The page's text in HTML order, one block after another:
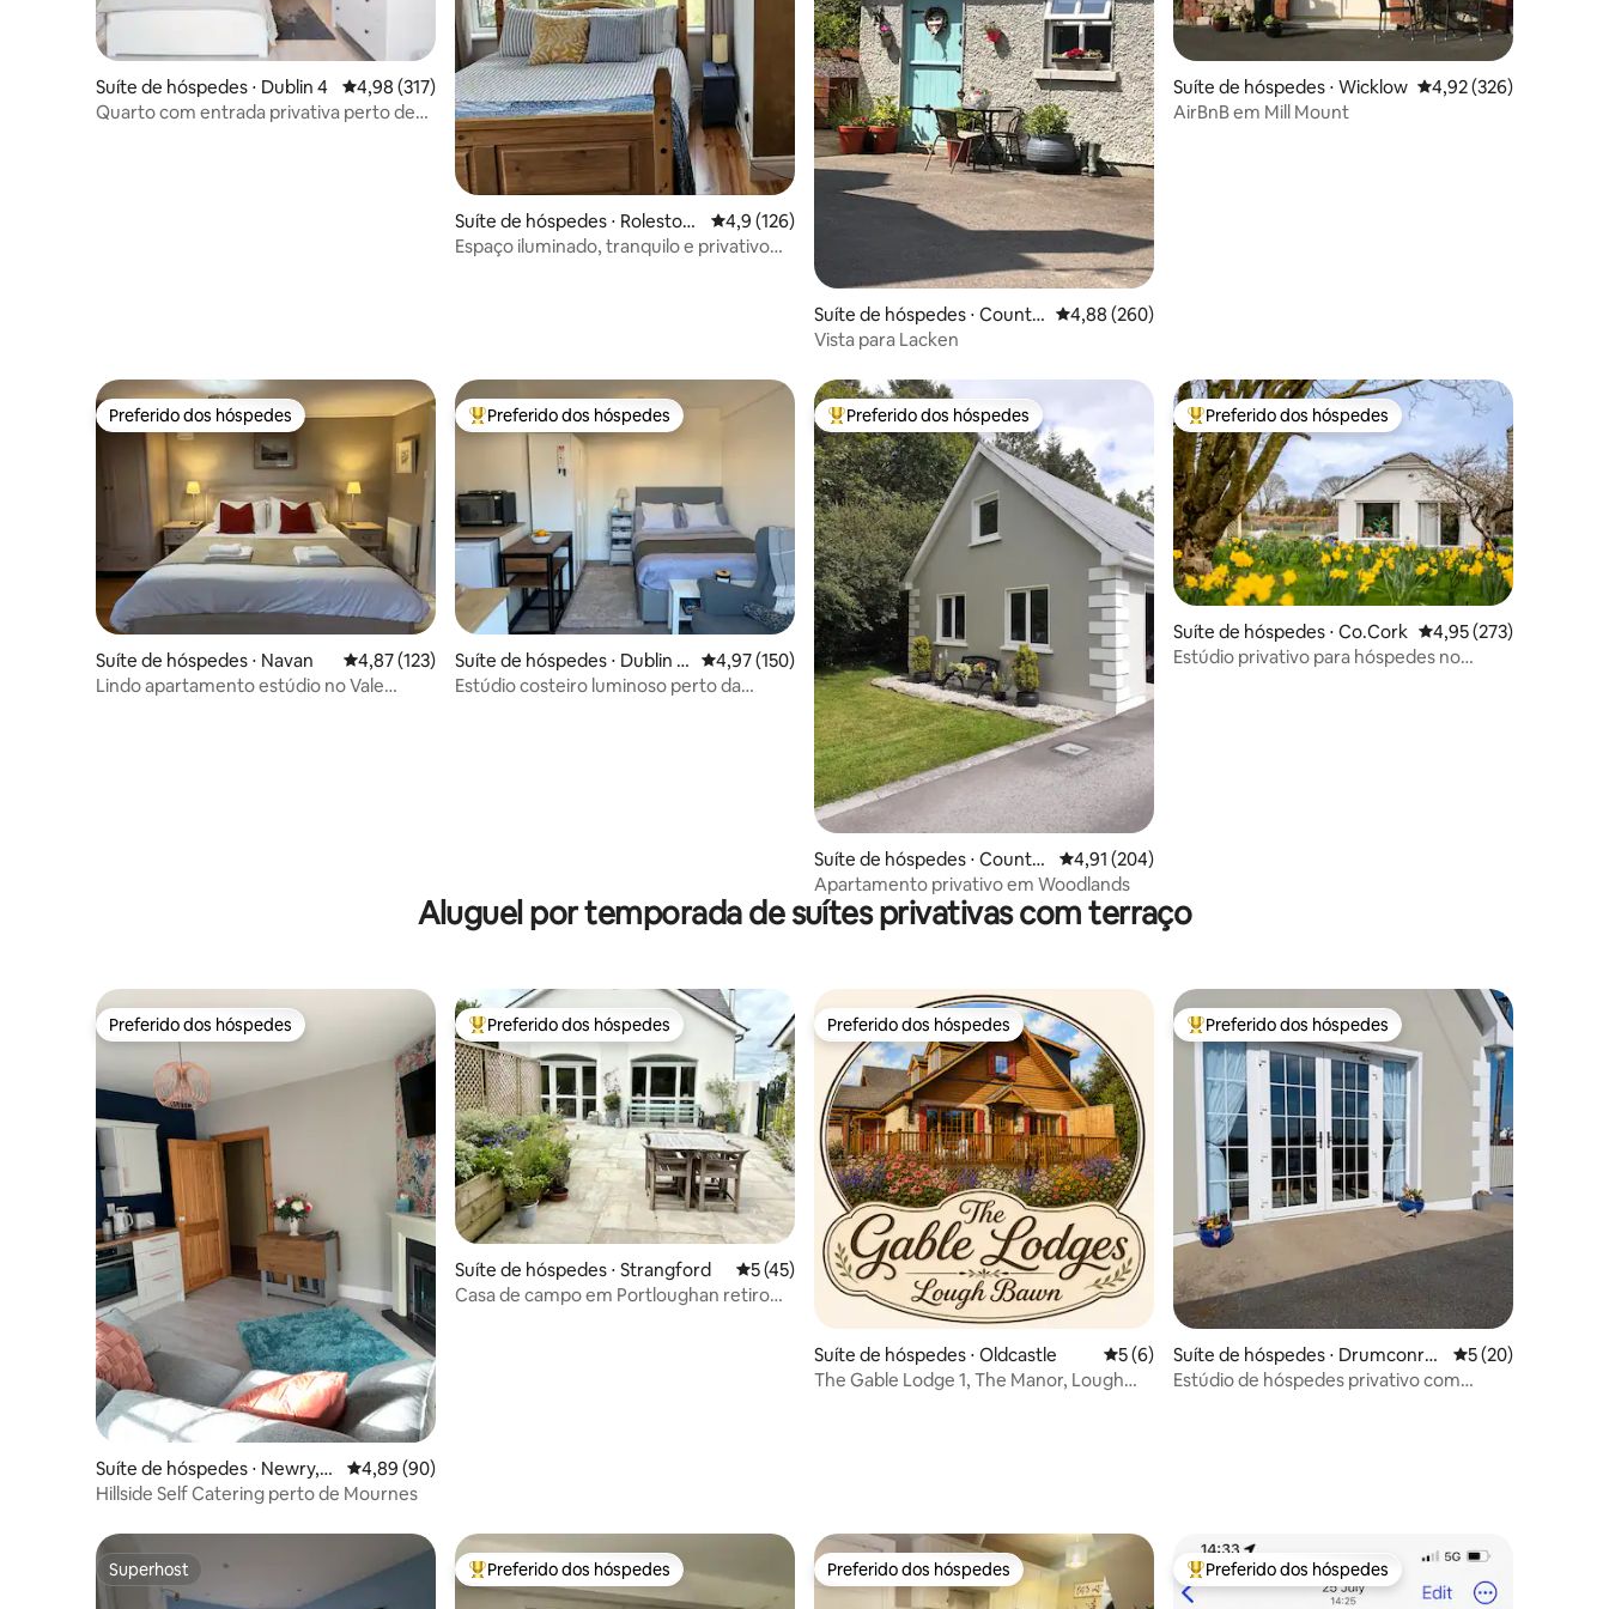
Suíte de hóspedes ⋅ Dublin 4 4,98 de uma avaliação média de 5, 317 avaliações
4,98 (317)
Quarto com entrada privativa perto de
Suíte de hóspedes ⋅ Rolestow
n
4,9 de uma avaliação média de 5, 126 avaliações
4,9 (126)
Espaço iluminado, tranquilo e privativo
Suíte de hóspedes ⋅ County
Wexford
4,88 de uma avaliação média de 5, 260 avaliações
4,88 (260)
Vista para Lacken
Suíte de hóspedes ⋅ Wicklow 4,92 de uma avaliação
4,92 (326)
AirBnB em Mill Mount
Preferido dos hóspedes
Preferido dos hóspedes
Suíte de hóspedes ⋅ Navan 4,87 de uma avaliação média de 5, 123 avaliações
4,87 (123)
Lindo apartamento estúdio no Vale
Entre os melhores preferidos dos hóspedes
Preferido dos hóspedes
Suíte de hóspedes ⋅ Dublin 1
3
4,97 de uma avaliação média de 5, 150 avaliações
4,97 (150)
Estúdio costeiro luminoso perto da
Entre os melhores preferidos dos hóspedes
Preferido dos hóspedes
Suíte de hóspedes ⋅ County
Offaly
4,91 de uma avaliação média de 5, 204 avaliações
4,91 (204)
Apartamento privativo em Woodlands
Entre os melhores preferidos dos hóspedes
Preferido dos hóspedes
Suíte de hóspedes ⋅ Co.Cork 4,95 de uma avaliação
4,95 (273)
Estúdio privativo para hóspedes no
Aluguel por temporada de suítes privativas com terraço
Preferido dos hóspedes
Preferido dos hóspedes
Suíte de hóspedes ⋅ Newry,
Mourne and Down
4,89 de uma avaliação média de 5, 90 avaliações
4,89 (90)
Hillside Self Catering perto de Mournes
Entre os melhores preferidos dos hóspedes
Preferido dos hóspedes
Suíte de hóspedes ⋅ Strangford 5 de uma avaliação média de 5, 45 avaliações
5 (45)
Casa de campo em Portloughan retiro
Preferido dos hóspedes
Preferido dos hóspedes
Suíte de hóspedes ⋅ Oldcastle 5 de uma avaliação média de 5, 6 avaliações
5 (6)
The Gable Lodge 1, The Manor, Lough
Entre os melhores preferidos dos hóspedes
Preferido dos hóspedes
Suíte de hóspedes ⋅ Drumconrat
h
5 de uma
5 (20)
Estúdio de hóspedes privativo com
Superhost
Superhost Entre os melhores preferidos dos hóspedes
Preferido dos hóspedes Preferido dos hóspedes
Preferido dos hóspedes Entre os melhores preferidos dos hóspedes
Preferido dos hóspedes